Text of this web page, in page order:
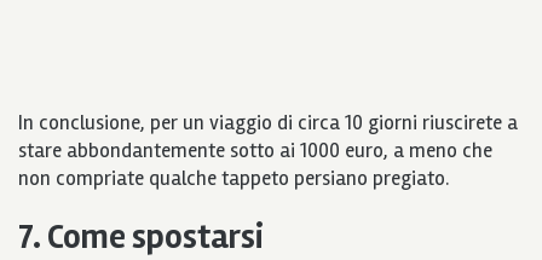
In conclusione, per un viaggio di circa 10 giorni riuscirete a
stare abbondantemente sotto ai 1000 euro, a meno che
non compriate qualche tappeto persiano pregiato.
7. Come spostarsi